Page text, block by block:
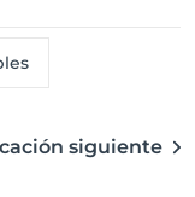
siguiente